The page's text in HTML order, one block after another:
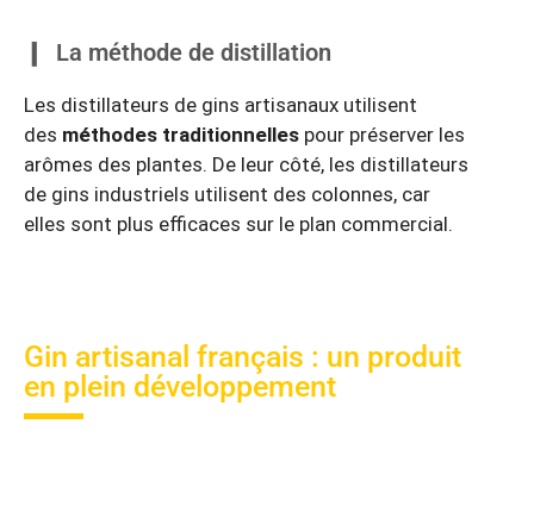
La méthode de distillation
Les distillateurs de gins artisanaux utilisent
des méthodes traditionnelles pour préserver les
arômes des plantes. De leur côté, les distillateurs
de gins industriels utilisent des colonnes, car
elles sont plus efficaces sur le plan commercial.
Gin artisanal français : un produit
en plein développement